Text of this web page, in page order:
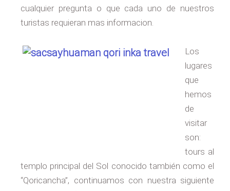
cualquier pregunta o que cada uno de nuestros
turistas requieran mas informacion.
Los
lugares
que
hemos
de
visitar
son:
tours al
templo principal del Sol conocido también como el
“Qoricancha”, continuamos con nuestra siguiente